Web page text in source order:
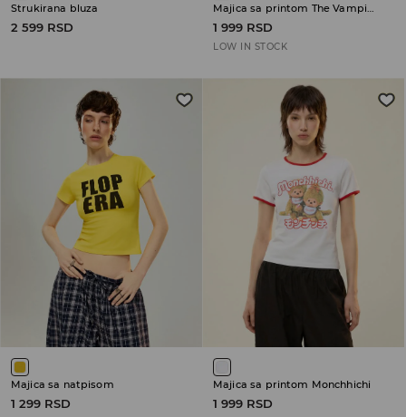
Strukirana bluza
2 599 RSD
Majica sa printom The Vampire Diaries
1 999 RSD
LOW IN STOCK
Majica sa natpisom
1 299 RSD
Majica sa printom Monchhichi
1 999 RSD